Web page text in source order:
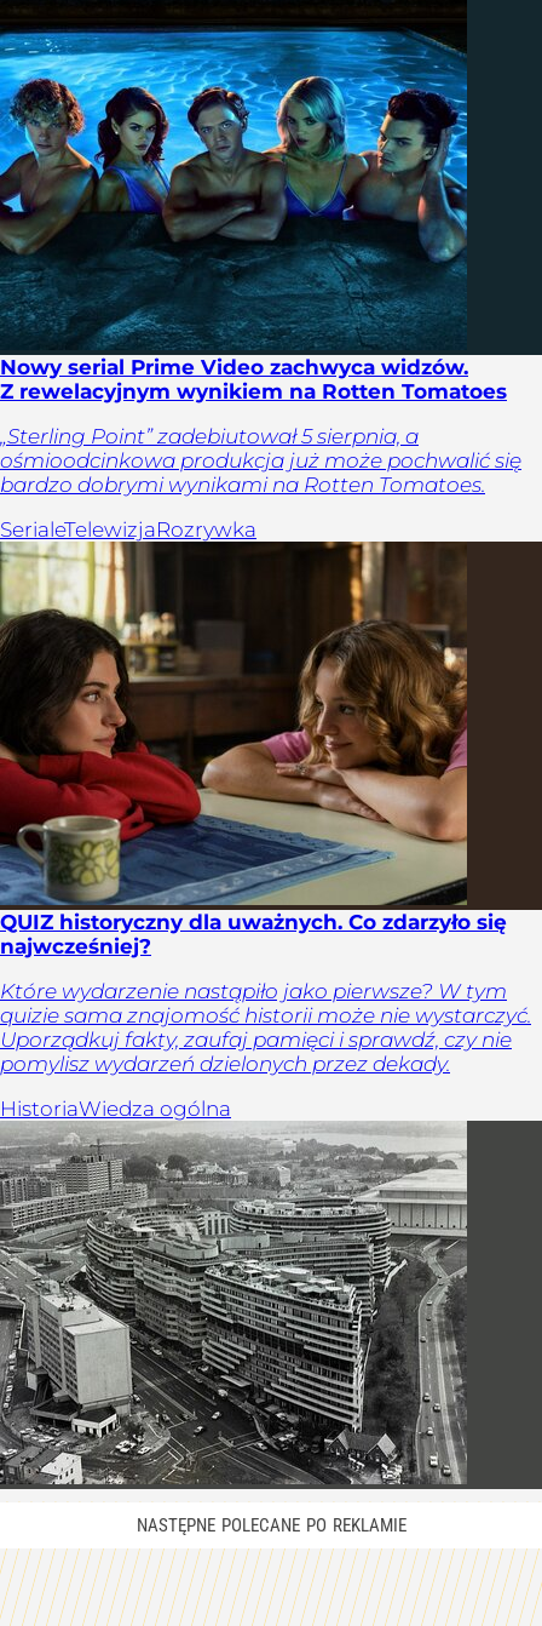
Nowy serial Prime Video zachwyca widzów.
Z rewelacyjnym wynikiem na Rotten Tomatoes
„Sterling Point” zadebiutował 5 sierpnia, a
ośmioodcinkowa produkcja już może pochwalić się
bardzo dobrymi wynikami na Rotten Tomatoes.
SerialeTelewizjaRozrywka
QUIZ historyczny dla uważnych. Co zdarzyło się
najwcześniej?
Które wydarzenie nastąpiło jako pierwsze? W tym
quizie sama znajomość historii może nie wystarczyć.
Uporządkuj fakty, zaufaj pamięci i sprawdź, czy nie
pomylisz wydarzeń dzielonych przez dekady.
HistoriaWiedza ogólna